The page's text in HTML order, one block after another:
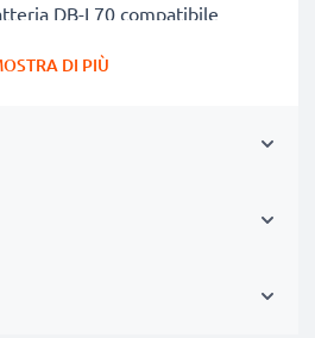
DB-L70 compatibile
batteria originale Sanyo,
DI PIÙ